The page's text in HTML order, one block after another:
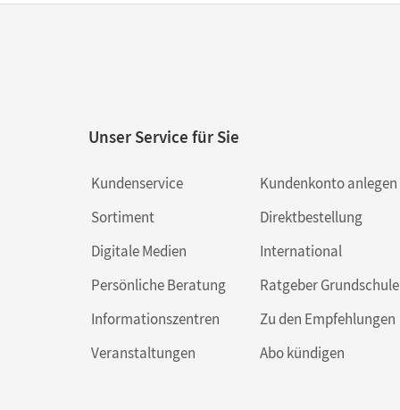
Unser Service für Sie
Kundenservice
Sortiment
Digitale Medien
Persönliche Beratung
Informationszentren
Veranstaltungen
Kundenkonto anlegen
Direktbestellung
International
Ratgeber Grundschule
Zu den Empfehlungen
Abo kündigen